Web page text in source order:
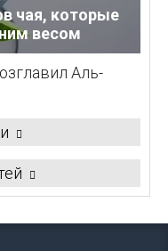
чая, которые
весом
Аль-